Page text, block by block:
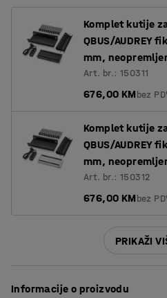
Komplet kutije
QBUS/AUDREY
mm,
Art. br.: 150311
676,00 KMbez
Komplet kutije
QBUS/AUDREY
mm,
Art. br.: 150312
676,00 KMbez
PRIKAŽI
Informacije o proizvodu